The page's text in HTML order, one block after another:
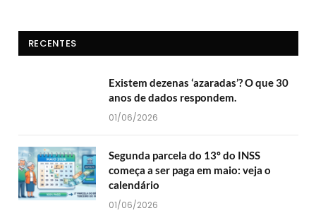
RECENTES
Existem dezenas ‘azaradas’? O que 30
anos de dados respondem.
01/06/2026
Segunda parcela do 13º do INSS
começa a ser paga em maio: veja o
calendário
01/06/2026